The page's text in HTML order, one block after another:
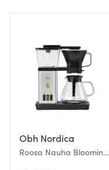
Obh Nordica
Roosa Nauha Blooming